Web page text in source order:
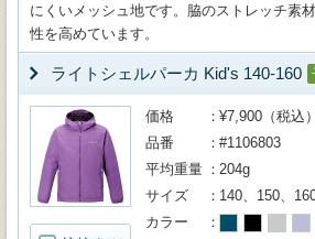
にくいメッシュ地です。脇のストレッチ素
性を高めています。
ライトシェルパーカ Kid's 140-160
価格
¥7,900（税込）
品番
#1106803
平均重量
204g
サイズ
140、150、
カラー